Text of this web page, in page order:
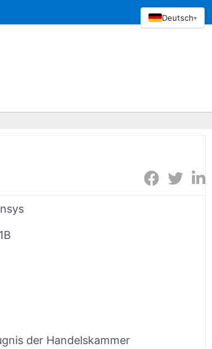
der Handelskammer
Deutsch▾